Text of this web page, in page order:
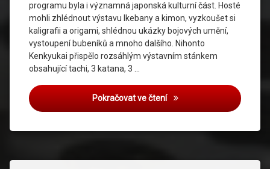
programu byla i významná japonská kulturní část. Hosté
mohli zhlédnout výstavu Ikebany a kimon, vyzkoušet si
kaligrafii a origami, shlédnou ukázky bojových umění,
vystoupení bubeníků a mnoho dalšího. Nihonto
Kenkyukai přispělo rozsáhlým výstavním stánkem
obsahující tachi, 3 katana, 3 …
Pokračovat ve čteníToyota Days